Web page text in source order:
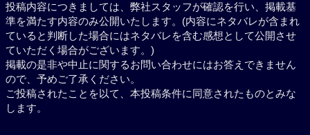
投稿内容につきましては、弊社スタッフが確認を行い、掲載基
準を満たす内容のみ公開いたします。(内容にネタバレが含まれ
ていると判断した場合にはネタバレを含む感想として公開させ
ていただく場合がございます。)
掲載の是非や中止に関するお問い合わせにはお答えできません
ので、予めご了承ください。
ご投稿されたことを以て、本投稿条件に同意されたものとみな
します。